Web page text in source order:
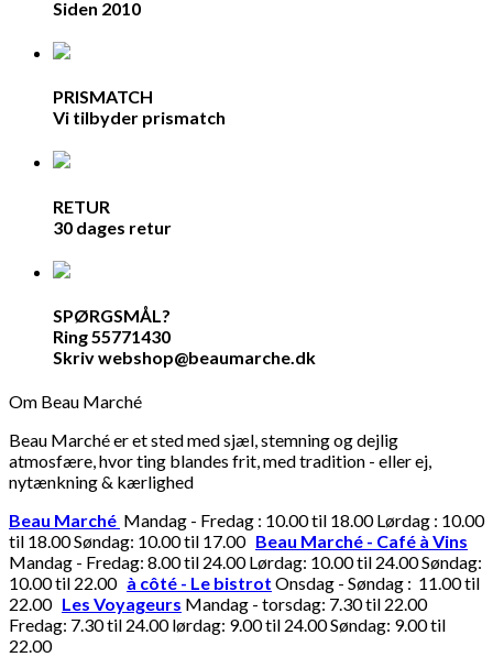
Siden 2010
PRISMATCH
Vi tilbyder prismatch
RETUR
30 dages retur
SPØRGSMÅL?
Ring 55771430
Skriv webshop@beaumarche.dk
Om Beau Marché
Beau Marché er et sted med sjæl, stemning og dejlig
atmosfære, hvor ting blandes frit, med tradition - eller ej,
nytænkning & kærlighed
Beau Marché Mandag - Fredag : 10.00 til 18.00 Lørdag : 10.00
til 18.00 Søndag: 10.00 til 17.00 Beau Marché - Café à Vins
Mandag - Fredag: 8.00 til 24.00 Lørdag: 10.00 til 24.00 Søndag:
10.00 til 22.00 à côté - Le bistrot Onsdag - Søndag : 11.00 til
22.00 Les Voyageurs Mandag - torsdag: 7.30 til 22.00
Fredag: 7.30 til 24.00 lørdag: 9.00 til 24.00 Søndag: 9.00 til
22.00